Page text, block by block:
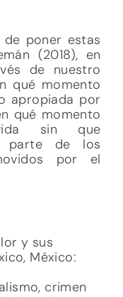
de poner estas
(2018), en
de nuestro
qué momento
apropiada por
qué momento
sin que
parte de los
por el
y sus
México:
crimen